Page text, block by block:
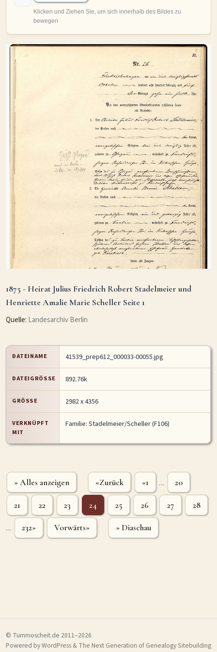
MITMACHEN
Personen-Suche
Lesezeichen Personendaten Senden
Benutzer-Login beantragen
Deutsch
1875 - Heirat Julius Friedrich Robert Stadelmeier und
Henriette Amalie Marie Scheller Seite 1
Quelle: Landesarchiv Berlin
DATEINAME 41539_prep612_000033-00055.jpg
DATEIGRÖSSE 892.76k
GRÖSSE 2982 x 4356
VERKNÜPFT
MIT
Familie: Stadelmeier/Scheller (F106)
» Alles anzeigen «Zurück «1 20
21 22 23 24 25 26 27 28
... 232» Vorwärts» » Diaschau
© Tummoscheit.de 2011–2026
Powered byWordPress & The Next Generation of Genealogy Sitebuilding